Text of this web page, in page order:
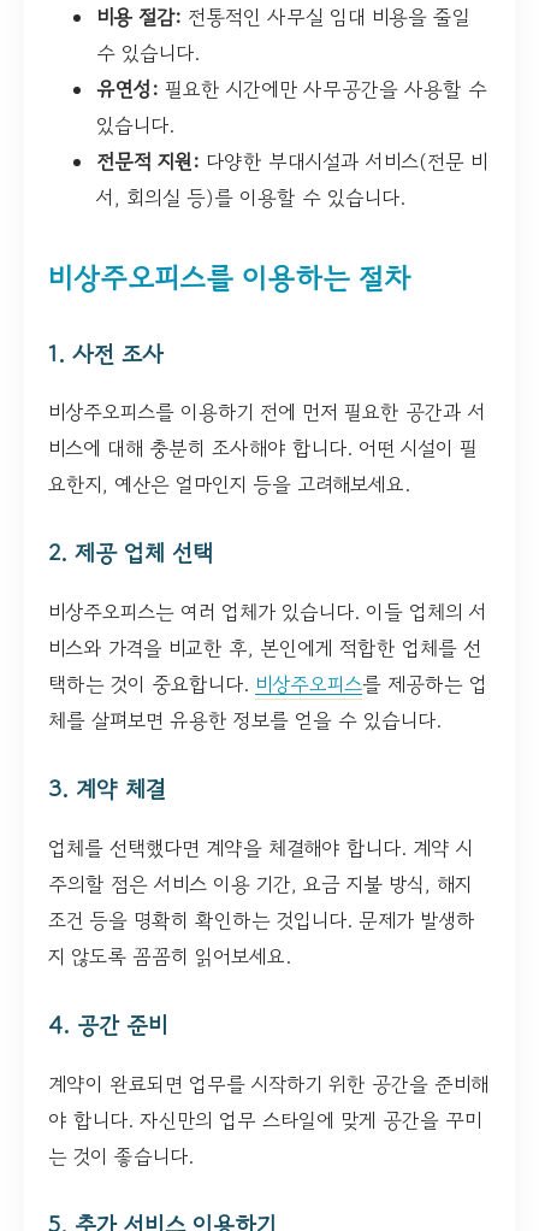
비용 절감: 전통적인 사무실 임대 비용을 줄일
수 있습니다.
유연성: 필요한 시간에만 사무공간을 사용할 수
있습니다.
전문적 지원: 다양한 부대시설과 서비스(전문 비
서, 회의실 등)를 이용할 수 있습니다.
비상주오피스를 이용하는 절차
1. 사전 조사
비상주오피스를 이용하기 전에 먼저 필요한 공간과 서
비스에 대해 충분히 조사해야 합니다. 어떤 시설이 필
요한지, 예산은 얼마인지 등을 고려해보세요.
2. 제공 업체 선택
비상주오피스는 여러 업체가 있습니다. 이들 업체의 서
비스와 가격을 비교한 후, 본인에게 적합한 업체를 선
택하는 것이 중요합니다. 비상주오피스를 제공하는 업
체를 살펴보면 유용한 정보를 얻을 수 있습니다.
3. 계약 체결
업체를 선택했다면 계약을 체결해야 합니다. 계약 시
주의할 점은 서비스 이용 기간, 요금 지불 방식, 해지
조건 등을 명확히 확인하는 것입니다. 문제가 발생하
지 않도록 꼼꼼히 읽어보세요.
4. 공간 준비
계약이 완료되면 업무를 시작하기 위한 공간을 준비해
야 합니다. 자신만의 업무 스타일에 맞게 공간을 꾸미
는 것이 좋습니다.